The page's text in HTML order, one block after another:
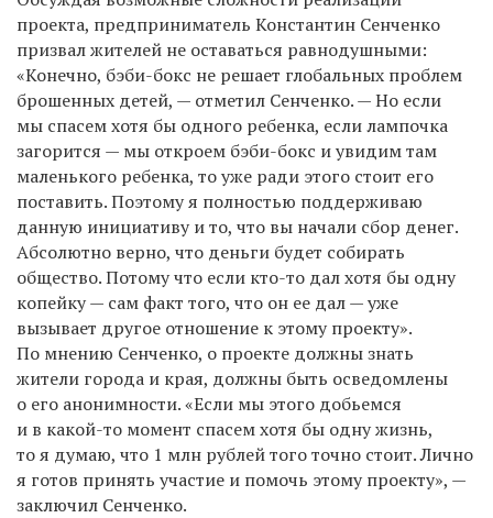
проекта, предприниматель Константин Сенченко
призвал жителей не оставаться равнодушными:
«Конечно, бэби-бокс не решает глобальных проблем
брошенных детей, — отметил Сенченко. — Но если
мы спасем хотя бы одного ребенка, если лампочка
загорится — мы откроем бэби-бокс и увидим там
маленького ребенка, то уже ради этого стоит его
поставить. Поэтому я полностью поддерживаю
данную инициативу и то, что вы начали сбор денег.
Абсолютно верно, что деньги будет собирать
общество. Потому что если кто-то дал хотя бы одну
копейку — сам факт того, что он ее дал — уже
вызывает другое отношение к этому проекту».
По мнению Сенченко, о проекте должны знать
жители города и края, должны быть осведомлены
о его анонимности. «Если мы этого добьемся
и в какой-то момент спасем хотя бы одну жизнь,
то я думаю, что 1 млн рублей того точно стоит. Лично
я готов принять участие и помочь этому проекту», —
заключил Сенченко.